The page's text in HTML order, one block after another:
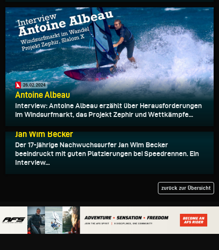
26.02.2024
Antoine Albeau
Interview: Antoine Albeau erzählt über Herausforderungen
im Windsurfmarkt, das Projekt Zephir und Wettkämpfe...
Jan Wim Becker
Der 17-jährige Nachwuchssurfer Jan Wim Becker
beeindruckt mit guten Platzierungen bei Speedrennen. Ein
Interview...
zurück zur Übersicht